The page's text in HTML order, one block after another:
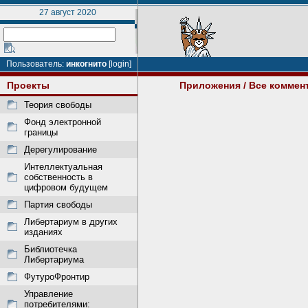
27 август 2020
Пользователь: инкогнито [login]
Проекты
Теория свободы
Фонд электронной
границы
Дерегулирование
Интеллектуальная
собственность в
цифровом будущем
Партия свободы
Либертариум в других
изданиях
Библиотечка
Либертариума
ФутуроФронтир
Управление
потребителями:
Приложения / Все